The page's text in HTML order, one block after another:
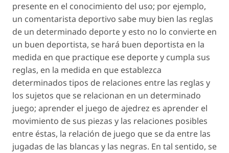
presente en el conocimiento del uso; por ejemplo,
un comentarista deportivo sabe muy bien las reglas
de un determinado deporte y esto no lo convierte en
un buen deportista, se hará buen deportista en la
medida en que practique ese deporte y cumpla sus
reglas, en la medida en que establezca
determinados tipos de relaciones entre las reglas y
los sujetos que se relacionan en un determinado
juego; aprender el juego de ajedrez es aprender el
movimiento de sus piezas y las relaciones posibles
entre éstas, la relación de juego que se da entre las
jugadas de las blancas y las negras. En tal sentido, se